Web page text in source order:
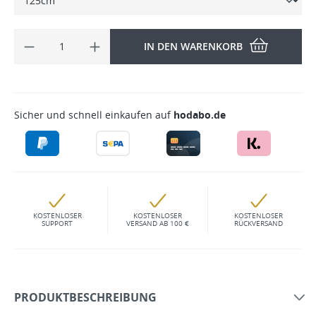
IN DEN WARENKORB
Sicher und schnell einkaufen auf hodabo.de
KOSTENLOSER
SUPPORT
KOSTENLOSER
VERSAND AB 100 €
KOSTENLOSER
RÜCKVERSAND
PRODUKTBESCHREIBUNG